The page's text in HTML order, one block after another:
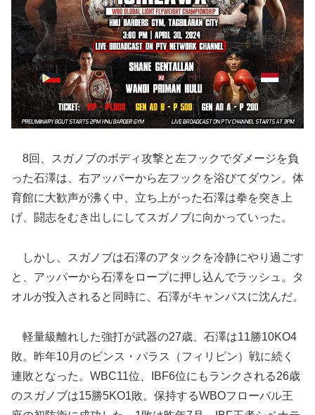
8回、スガノブのボディ攻撃と左フックでダメージを負
った石澤は、右アッパーから左フックを浴びてダウン。体
育館に大歓声が沸く中、立ち上がった石澤は拳を突き上
げ、闘志をむき出しにしてスガノブに向かっていった。
しかし、スガノブは石澤のアタックを冷静にやり過ごす
と、アッパーから石澤をロープに押し込んでラッシュ。タ
オルが投入されると同時に、石澤がキャンバスに沈んだ。
軽量級離れした強打が武器の27歳、石澤は11勝10KO4
敗。昨年10月のビンス・パラス（フィリピン）戦に続く
連敗となった。WBC11位、IBF6位にもランクされる26歳
のスガノブは15勝5KO1敗。保持するWBOフローバル王